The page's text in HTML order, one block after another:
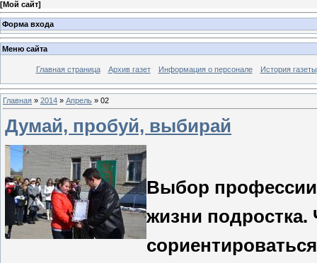
[Мой сайт]
Форма входа
Меню сайта
Главная страница Архив газет Информация о персонале История газеты
Главная » 2014 » Апрель » 02
Думай, пробуй, выбирай
Выбор
жизни